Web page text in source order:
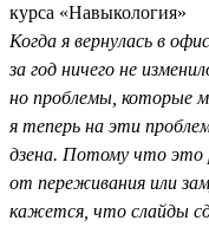
курса «Навыкология»
Когда я вернулась в
за год ничего не
но проблемы, которые
я теперь на эти
дзена. Потому что это
от переживания или
кажется, что слайды